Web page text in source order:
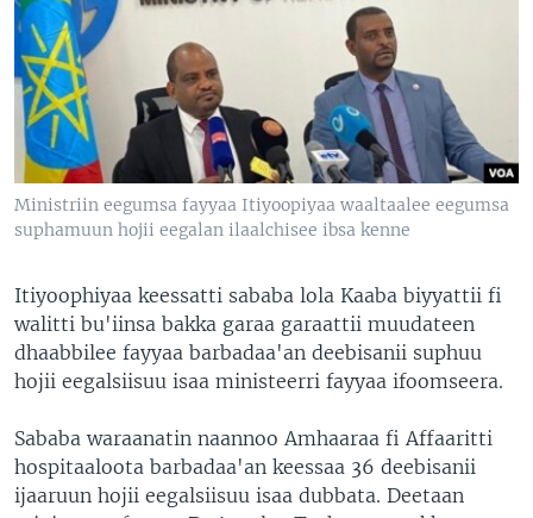
Ministriin eegumsa fayyaa Itiyoopiyaa waaltaalee eegumsa
suphamuun hojii eegalan ilaalchisee ibsa kenne
Itiyoophiyaa keessatti sababa lola Kaaba biyyattii fi
walitti bu'iinsa bakka garaa garaattii muudateen
dhaabbilee fayyaa barbadaa'an deebisanii suphuu
hojii eegalsiisuu isaa ministeerri fayyaa ifoomseera.
Sababa waraanatin naannoo Amhaaraa fi Affaaritti
hospitaaloota barbadaa'an keessaa 36 deebisanii
ijaaruun hojii eegalsiisuu isaa dubbata. Deetaan